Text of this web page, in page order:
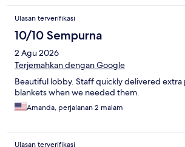
Ulasan terverifikasi
10/10 Sempurna
2 Agu 2026
Terjemahkan dengan Google
Beautiful lobby. Staff quickly delivered extra
blankets when we needed them.
Amanda, perjalanan 2 malam
Ulasan terverifikasi